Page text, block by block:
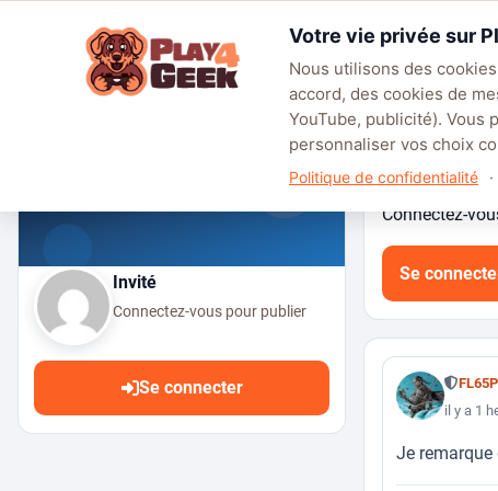
LEAGUE OF LEGENDS
Connectez-
Se
il y a 1
Je remarque
Invité
Connectez-vous pour publier
Se connecter
Votre vie privée sur
Nous utilisons des
accord, des cookies de
YouTube, publicité). Vous
personnaliser vos choix
Politique de confidentialité ·